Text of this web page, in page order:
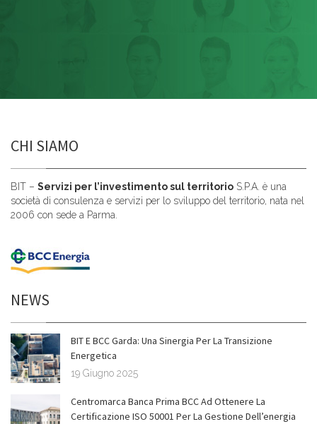
CHI SIAMO
BIT – Servizi per l’investimento sul territorio S.P.A. è una
società di consulenza e servizi per lo sviluppo del territorio, nata nel
2006 con sede a Parma.
NEWS
BIT E BCC Garda: Una Sinergia Per La Transizione
Energetica
19 Giugno 2025
Centromarca Banca Prima BCC Ad Ottenere La
Certificazione ISO 50001 Per La Gestione Dell’energia